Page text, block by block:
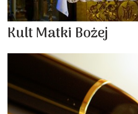
Kult Matki Bożej